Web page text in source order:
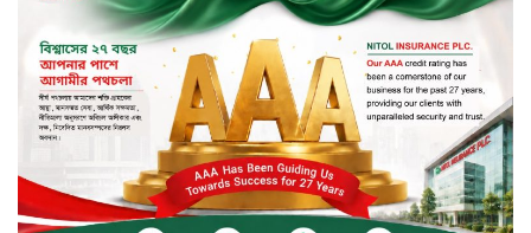
মুসলিম নিকাহ রেজিস্ট্রার কল্যাণ
পরিষদের সম্মেলন অনুষ্ঠিত
দীর্ঘস্থায়ী ৭,৫০০ এমএএইচ ব্যাটারি
এবং শক্তিশালী গরিলা গ্লাস ৭আই সুরক্ষা
নিয়ে শাওমি উন্মোচন করল নতুন রেডমি
১৭